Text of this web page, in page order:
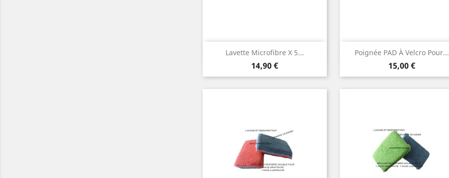
Lavette Microfibre X 5...
Prix
14,90 €
Aperçu rapide Poignée PAD À Velcro Pour...
Prix
15,00 €
Aperçu rapide